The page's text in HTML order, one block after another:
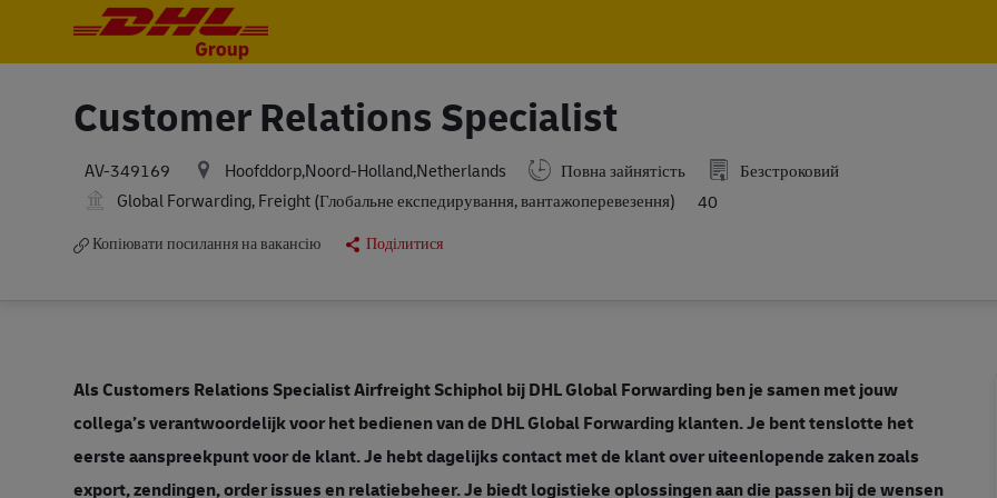
Customer Relations Specialist
AV-349169 Hoofddorp,Noord-Holland,Netherlands Повна зайнятість
Безстроковий
Global Forwarding, Freight (Глобальне експедирування, вантажоперевезення)
40
Копіювати посилання на вакансію Поділитися
Als Customers Relations Specialist Airfreight Schiphol bij DHL Global Forwarding ben je samen met jouw
collega’s verantwoordelijk voor het bedienen van de DHL Global Forwarding klanten. Je bent tenslotte het
eerste aanspreekpunt voor de klant. Je hebt dagelijks contact met de klant over uiteenlopende zaken zoals
export, zendingen, order issues en relatiebeheer. Je biedt logistieke oplossingen aan die passen bij de wensen